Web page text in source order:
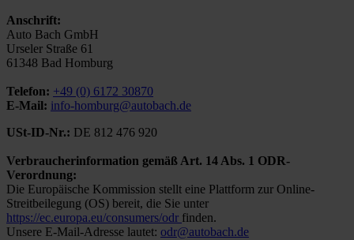
Anschrift:
Auto Bach GmbH
Urseler Straße 61
61348 Bad Homburg
Telefon: +49 (0) 6172 30870
E-Mail: info-homburg@autobach.de
USt-ID-Nr.: DE 812 476 920
Verbraucherinformation gemäß Art. 14 Abs. 1 ODR-
Verordnung:
Die Europäische Kommission stellt eine Plattform zur Online-
Streitbeilegung (OS) bereit, die Sie unter
https://ec.europa.eu/consumers/odr finden.
Unsere E-Mail-Adresse lautet: odr@autobach.de